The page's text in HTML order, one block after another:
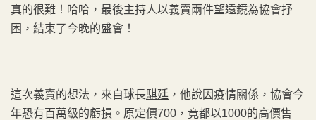
真的很難！哈哈，最後主持人以義賣兩件望遠鏡為協會抒
困，結束了今晚的盛會！
這次義賣的想法，來自球長騏廷 ，他說因疫情關係，協會今
年恐有百萬級的虧損。原定價700，竟都以1000的高價售